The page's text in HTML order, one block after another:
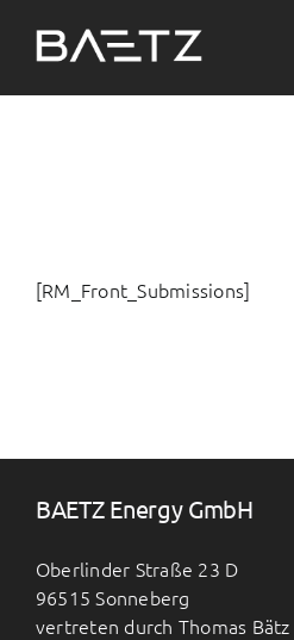
Inhalt
springen
Wärme
Themenwelten
Mein Konto
[RM_Front_Submissions]
BAETZ Energy GmbH
Oberlinder Straße 23 D
96515 Sonneberg
vertreten durch Thomas Bätz